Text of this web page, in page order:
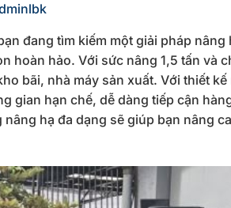
đang tìm kiếm một giải pháp
hoàn hảo. Với sức nâng 1,5 tấn
bãi, nhà máy sản xuất. Với thiết
gian hạn chế, dễ dàng tiếp cận
hạ đa dạng sẽ giúp bạn nâng